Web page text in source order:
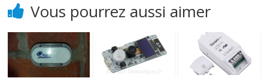
Vous pourrez aussi aimer